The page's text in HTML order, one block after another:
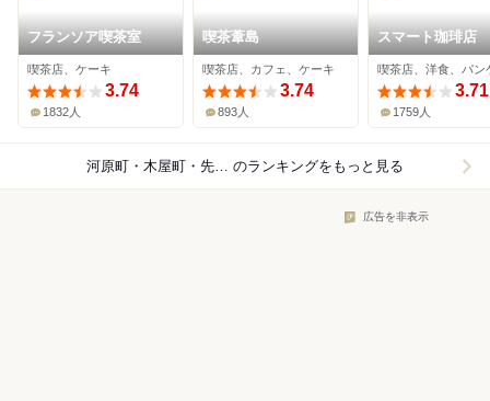
フランソア喫茶室
喫茶店、ケーキ
3.74
1832人
喫茶葦島
喫茶店、カフェ、ケーキ
3.74
893人
スマート珈琲店
喫茶店、洋食、パン
3.71
1759人
河原町・木屋町・先斗町×喫茶店 のランキングをもっと見る
広告を非表示